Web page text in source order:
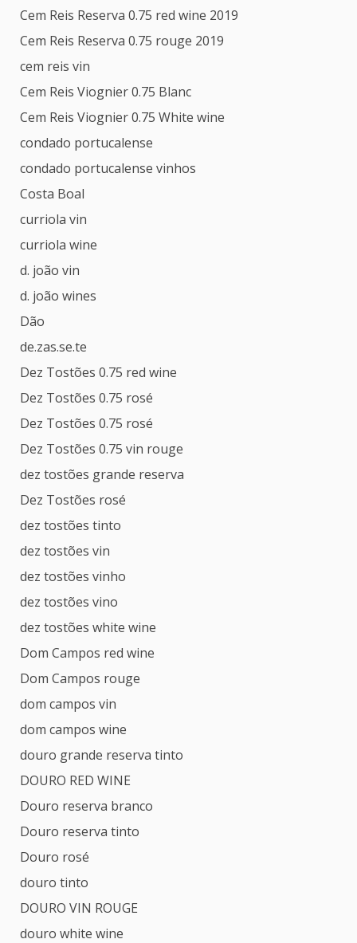
Cem Reis Reserva 0.75 red wine 2019
Cem Reis Reserva 0.75 rouge 2019
cem reis vin
Cem Reis Viognier 0.75 Blanc
Cem Reis Viognier 0.75 White wine
condado portucalense
condado portucalense vinhos
Costa Boal
curriola vin
curriola wine
d. joão vin
d. joão wines
Dão
de.zas.se.te
Dez Tostões 0.75 red wine
Dez Tostões 0.75 rosé
Dez Tostões 0.75 rosé
Dez Tostões 0.75 vin rouge
dez tostões grande reserva
Dez Tostões rosé
dez tostões tinto
dez tostões vin
dez tostões vinho
dez tostões vino
dez tostões white wine
Dom Campos red wine
Dom Campos rouge
dom campos vin
dom campos wine
douro grande reserva tinto
DOURO RED WINE
Douro reserva branco
Douro reserva tinto
Douro rosé
douro tinto
DOURO VIN ROUGE
douro white wine